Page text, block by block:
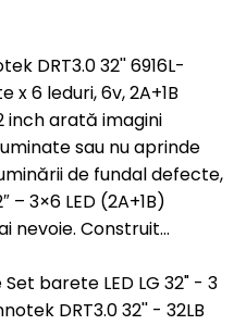
DRT3.0 32'' 6916L-
x 6 leduri, 6v, 2A+1B
inch arată imagini
sau nu aprinde
de fundal defecte,
– 3×6 LED (2A+1B)
nevoie. Construit...
barete LED LG 32" - 3
DRT3.0 32'' - 32LB